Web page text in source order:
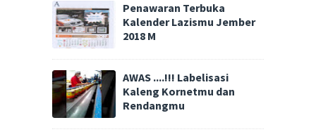
Penawaran Terbuka
Kalender Lazismu Jember
2018 M
AWAS ....!!! Labelisasi
Kaleng Kornetmu dan
Rendangmu